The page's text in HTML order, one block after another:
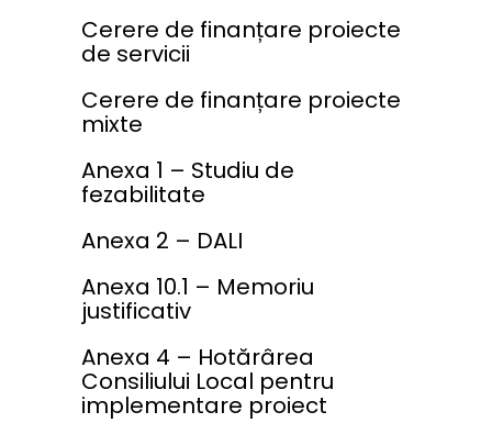
Cerere de finanțare proiecte
de servicii
Cerere de finanțare proiecte
mixte
Anexa 1 – Studiu de
fezabilitate
Anexa 2 – DALI
Anexa 10.1 – Memoriu
justificativ
Anexa 4 – Hotărârea
Consiliului Local pentru
implementare proiect